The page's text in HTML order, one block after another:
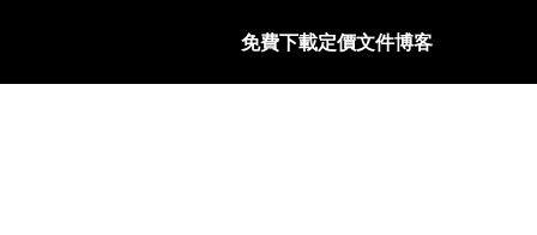
免費下載定價文件博客